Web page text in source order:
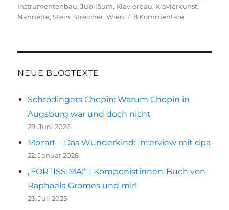
Instrumentenbau,Jubiläum, Klavierbau, Klavierkunst,
Nannette,Stein,Streicher,Wien 8 Kommentarezu
feiern
NEUE BLOGTEXTE
Schrödingers Chopin: Warum Chopin in
Augsburg war und doch nicht
28. Juni 2026
Mozart – Das Wunderkind: Interview mit dpa
22. Januar 2026
„FORTISSIMA!“ | Komponistinnen-Buch von
Raphaela Gromes und mir!
23. Juli 2025